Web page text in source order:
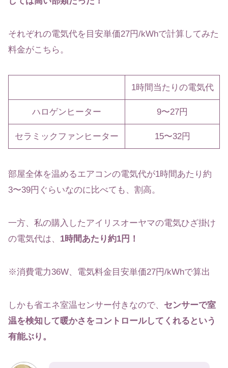
それぞれの電気代を目安単価27円/kWhで計算してみた
料金がこちら。
1時間当たりの電気代
ハロゲンヒーター 9〜27円
セラミックファンヒーター 15〜32円
部屋全体を温めるエアコンの電気代が1時間あたり約
3〜39円ぐらいなのに比べても、割高。
一方、私の購入したアイリスオーヤマの電気ひざ掛け
の電気代は、 1時間あたり約1円！
※消費電力36W、電気料金目安単価27円/kWhで算出
しかも省エネ室温センサー付きなので、 センサーで室
温を検知して暖かさをコントロールしてくれるという
有能ぶり。